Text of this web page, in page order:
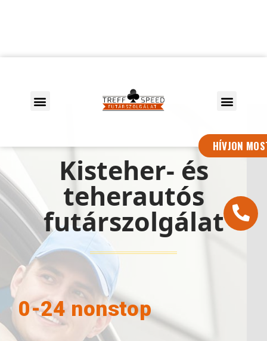
HÍVJON
Kisteher- és
teherautós
futárszolgálat
0-24 nonstop